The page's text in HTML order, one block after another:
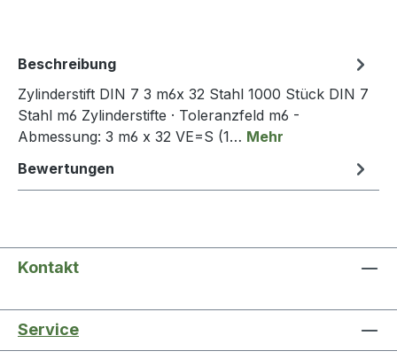
Beschreibung
Zylinderstift DIN 7 3 m6x 32 Stahl 1000 Stück DIN 7
Stahl m6 Zylinderstifte · Toleranzfeld m6 -
Abmessung: 3 m6 x 32 VE=S (1… Mehr
Bewertungen
Kontakt
Service